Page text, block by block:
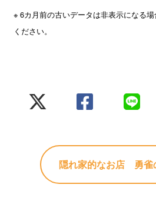
※ 6カ月前の古いデータは非表示になる
ください。
隠れ家的なお店 勇雀